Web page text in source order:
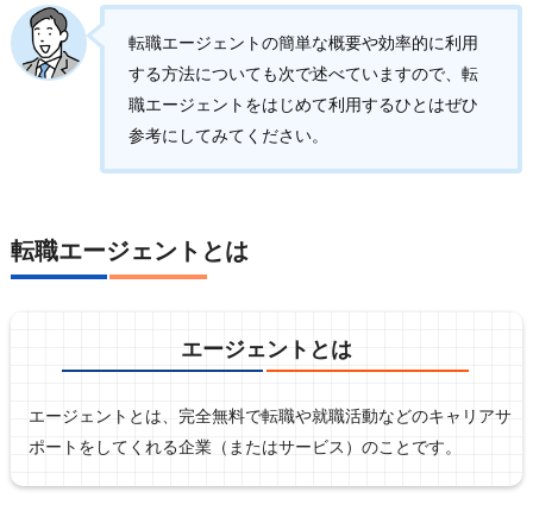
転職エージェントの簡単な概要や効率的に利用
する方法についても次で述べていますので、転
職エージェントをはじめて利用するひとはぜひ
参考にしてみてください。
転職エージェントとは
エージェントとは
エージェントとは、完全無料で転職や就職活動などのキャリアサ
ポートをしてくれる企業（またはサービス）のことです。